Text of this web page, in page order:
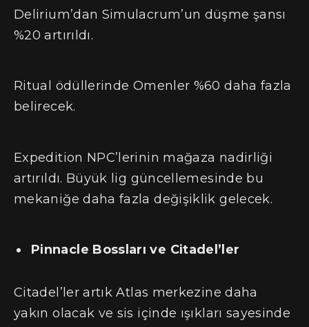
Delirium’dan Simulacrum’un düşme şansı
%20 artırıldı.
Ritual ödüllerinde Omenler %60 daha fazla
belirecek.
Expedition NPC’lerinin mağaza nadirliği
artırıldı. Büyük lig güncellemesinde bu
mekaniğe daha fazla değişiklik gelecek.
Pinnacle Bossları ve Citadel’ler
Citadel’ler artık Atlas merkezine daha
yakın olacak ve sis içinde ışıkları sayesinde